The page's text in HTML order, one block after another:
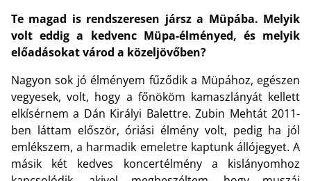
Te magad is rendszeresen jársz a Müpába. Melyik
volt eddig a kedvenc Müpa-élményed, és melyik
előadásokat várod a közeljövőben?
Nagyon sok jó élményem fűződik a Müpához, egészen
vegyesek, volt, hogy a főnököm kamaszlányát kellett
elkísérnem a Dán Királyi Balettre. Zubin Mehtát 2011-
ben láttam először, óriási élmény volt, pedig ha jól
emlékszem, a harmadik emeletre kaptunk állójegyet. A
másik két kedves koncertélmény a kislányomhoz